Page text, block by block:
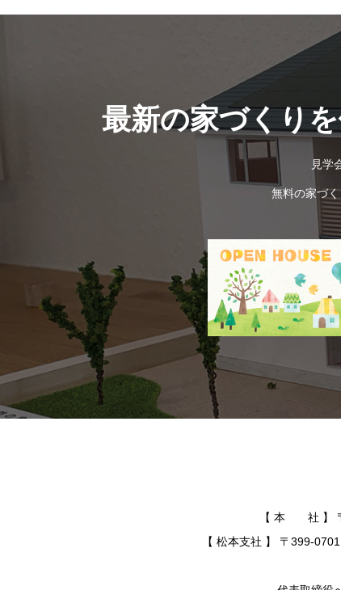
最新の家づくり
見学
無料の家づ
【 本 社 】
【 松本支社 】 〒399-